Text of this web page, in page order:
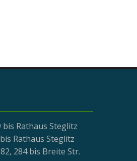
bis Rathaus Steglitz
Rathaus Steglitz
284 bis Breite Str.